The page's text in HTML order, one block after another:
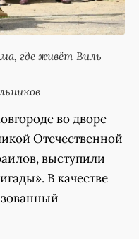
где живёт Виль
во дворе
Отечественной
выступили
В качестве